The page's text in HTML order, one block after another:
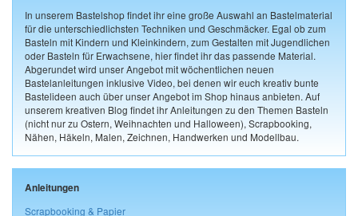
In unserem Bastelshop findet ihr eine große Auswahl an Bastelmaterial
für die unterschiedlichsten Techniken und Geschmäcker. Egal ob zum
Basteln mit Kindern und Kleinkindern, zum Gestalten mit Jugendlichen
oder Basteln für Erwachsene, hier findet ihr das passende Material.
Abgerundet wird unser Angebot mit wöchentlichen neuen
Bastelanleitungen inklusive Video, bei denen wir euch kreativ bunte
Bastelideen auch über unser Angebot im Shop hinaus anbieten. Auf
unserem kreativen Blog findet ihr Anleitungen zu den Themen Basteln
(nicht nur zu Ostern, Weihnachten und Halloween), Scrapbooking,
Nähen, Häkeln, Malen, Zeichnen, Handwerken und Modellbau.
Anleitungen
Scrapbooking & Papier